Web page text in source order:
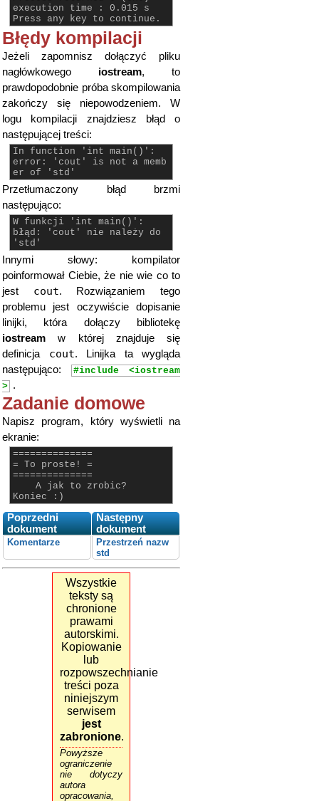
execution time : 0.015 s
Press any key to continue.
Błędy kompilacji
Jeżeli zapomnisz dołączyć pliku
nagłówkowego iostream, to
prawdopodobnie próba skompilowania
zakończy się niepowodzeniem. W
logu kompilacji znajdziesz błąd o
następującej treści:
In function 'int main()':
error: 'cout' is not a memb
er of 'std'
Przetłumaczony błąd brzmi
następująco:
W funkcji 'int main()':
błąd: 'cout' nie należy do
'std'
Innymi słowy: kompilator
poinformował Ciebie, że nie wie co to
jest cout. Rozwiązaniem tego
problemu jest oczywiście dopisanie
linijki, która dołączy bibliotekę
iostream w której znajduje się
definicja cout. Linijka ta wygląda
następująco:
#include <iostream
> .
Zadanie domowe
Napisz program, który wyświetli na
ekranie:
==============
= To proste! =
==============
A jak to zrobic?
Koniec :)
Poprzedni
dokument
Następny
dokument
Komentarze
Przestrzeń nazw
std
Wszystkie
teksty są
chronione
prawami
autorskimi.
Kopiowanie
lub
rozpowszechnianie
treści poza
niniejszym
serwisem
jest
zabronione.
Powyższe
ograniczenie
nie dotyczy
autora
opracowania,